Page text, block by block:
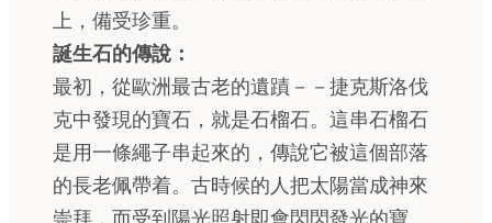
上，備受珍重。
誕生石的傳說：
最初，從歐洲最古老的遺蹟－－捷克斯洛伐
克中發現的寶石，就是石榴石。這串石榴石
是用一條繩子串起來的，傳說它被這個部落
的長老佩帶着。古時候的人把太陽當成神來
崇拜，而受到陽光照射即會閃閃發光的寶